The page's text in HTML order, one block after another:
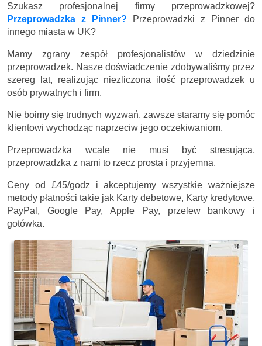
Szukasz profesjonalnej firmy przeprowadzkowej?
Przeprowadzka z Pinner? Przeprowadzki z Pinner do
innego miasta w UK?
Mamy zgrany zespół profesjonalistów w dziedzinie
przeprowadzek. Nasze doświadczenie zdobywaliśmy przez
szereg lat, realizując niezliczona ilość przeprowadzek u
osób prywatnych i firm.
Nie boimy się trudnych wyzwań, zawsze staramy się pomóc
klientowi wychodząc naprzeciw jego oczekiwaniom.
Przeprowadzka wcale nie musi być stresująca,
przeprowadzka z nami to rzecz prosta i przyjemna.
Ceny od £45/godz i akceptujemy wszystkie ważniejsze
metody płatności takie jak Karty debetowe, Karty kredytowe,
PayPal, Google Pay, Apple Pay, przelew bankowy i
gotówka.